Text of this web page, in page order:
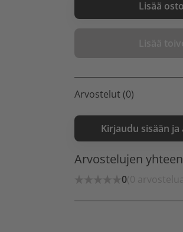
Lisää
Lisää
Arvostelut (0)
Kirjaudu sisään
Arvostelujen
0(0